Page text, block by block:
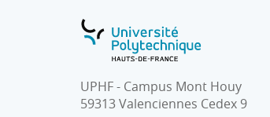
UPHF - Campus Mont Houy
59313 Valenciennes Cedex 9